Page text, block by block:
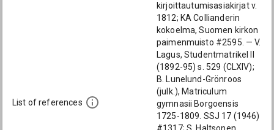
List of references
kirjoittautumisasiakirjat v.
1812; KA Collianderin
kokoelma, Suomen kirkon
paimenmuisto #2595. — V.
Lagus, Studentmatrikel II
(1892-95) s. 529 (CLXIV);
B. Lunelund-Grönroos
(julk.), Matriculum
gymnasii Borgoensis
1725-1809. SSJ 17 (1946)